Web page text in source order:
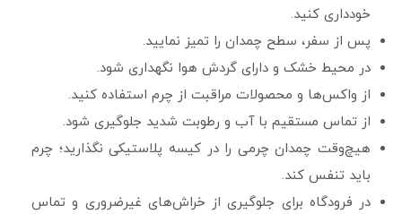
خودداری کنید.
پس از سفر، سطح چمدان را تمیز نمایید.
در محیط خشک و دارای گردش هوا نگهداری شود.
از واکس‌ها و محصولات مراقبت از چرم استفاده کنید.
از تماس مستقیم با آب و رطوبت شدید جلوگیری شود.
هیچ‌وقت چمدان چرمی را در کیسه پلاستیکی نگذارید؛ چرم
باید تنفس کند.
در فرودگاه برای جلوگیری از خراش‌های غیرضروری و تماس